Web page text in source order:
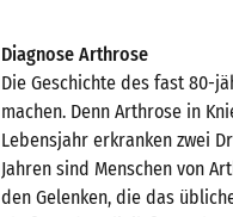
Diagnose Arthrose
Die Geschichte des fast 80-
machen. Denn Arthrose in
Lebensjahr erkranken zwei
Jahren sind Menschen von
den Gelenken, die das